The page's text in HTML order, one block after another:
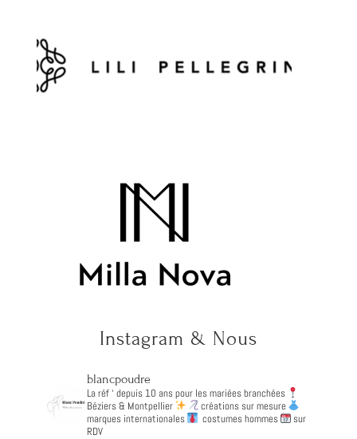
Instagram & Nous
blancpoudre
La réf ‘ depuis 10 ans pour les mariées branchées
Béziers & Montpellier
créations sur mesure
marques internationales
costumes hommes
sur
RDV